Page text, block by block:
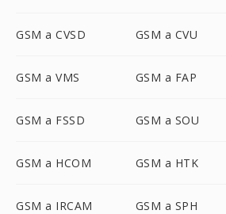
GSM a CVSD GSM a CVU
GSM a VMS GSM a FAP
GSM a FSSD GSM a SOU
GSM a HCOM GSM a HTK
GSM a IRCAM GSM a SPH